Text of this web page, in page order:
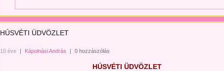
HÚSVÉTI ÜDVÖZLET
10 éve | Kápolnási András | 0 hozzászólás
HÚSVÉTI ÜDVÖZLET